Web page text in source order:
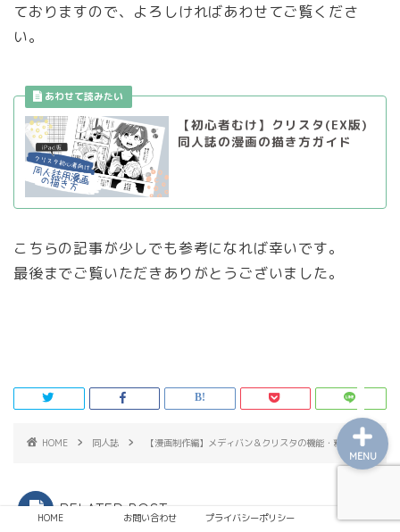
ておりますので、よろしければあわせてご覧くださ
い。
【初心者むけ】クリスタ(EX版)
同人誌の漫画の描き方ガイド
こちらの記事が少しでも参考になれば幸いです。
最後までご覧いただきありがとうございました。
HOME 同人誌 【漫画制作編】メディバン＆クリスタの機能・料金比較
RELATED POST
HOME お問い合わせ プライバシーポリシー
MENU
レビュー